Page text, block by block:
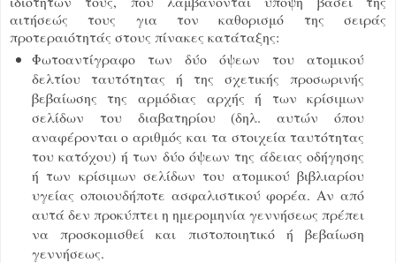
αιτήσεώς τους για τον καθορισμό της σειράς
προτεραιότητάς στους πίνακες κατάταξης:
Φωτοαντίγραφο των δύο όψεων του ατομικού
δελτίου ταυτότητας ή της σχετικής προσωρινής
βεβαίωσης της αρμόδιας αρχής ή των κρίσιμων
σελίδων του διαβατηρίου (δηλ. αυτών όπου
αναφέρονται ο αριθμός και τα στοιχεία ταυτότητας
του κατόχου) ή των δύο όψεων της άδειας οδήγησης
ή των κρίσιμων σελίδων του ατομικού βιβλιαρίου
υγείας οποιουδήποτε ασφαλιστικού φορέα. Αν από
αυτά δεν προκύπτει η ημερομηνία γεννήσεως πρέπει
να προσκομισθεί και πιστοποιητικό ή βεβαίωση
γεννήσεως.